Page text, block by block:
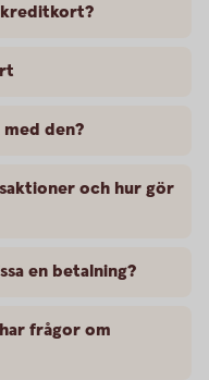
den?
och hur gör
en betalning?
frågor om